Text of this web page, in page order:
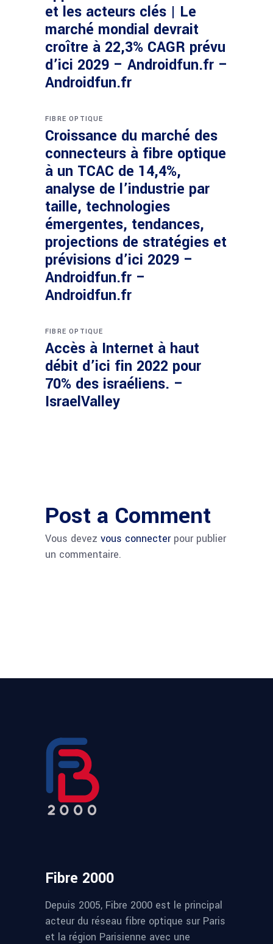
et les acteurs clés | Le
marché mondial devrait
croître à 22,3% CAGR prévu
d’ici 2029 – Androidfun.fr –
Androidfun.fr
FIBRE OPTIQUE
Croissance du marché des
connecteurs à fibre optique
à un TCAC de 14,4%,
analyse de l’industrie par
taille, technologies
émergentes, tendances,
projections de stratégies et
prévisions d’ici 2029 –
Androidfun.fr –
Androidfun.fr
FIBRE OPTIQUE
Accès à Internet à haut
débit d’ici fin 2022 pour
70% des israéliens. –
IsraelValley
Post a Comment
Vous devez vous connecterpour publier
un commentaire.
Fibre 2000
Depuis 2005, Fibre 2000 est le principal
acteur du réseau fibre optique sur Paris
et la région Parisienne avec une